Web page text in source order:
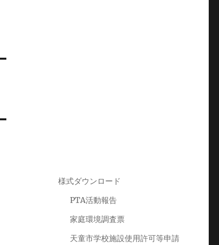
様式ダウンロード
PTA活動報告
家庭環境調査票
天童市学校施設使用許可等申請